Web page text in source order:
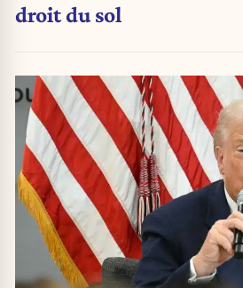
droit du sol